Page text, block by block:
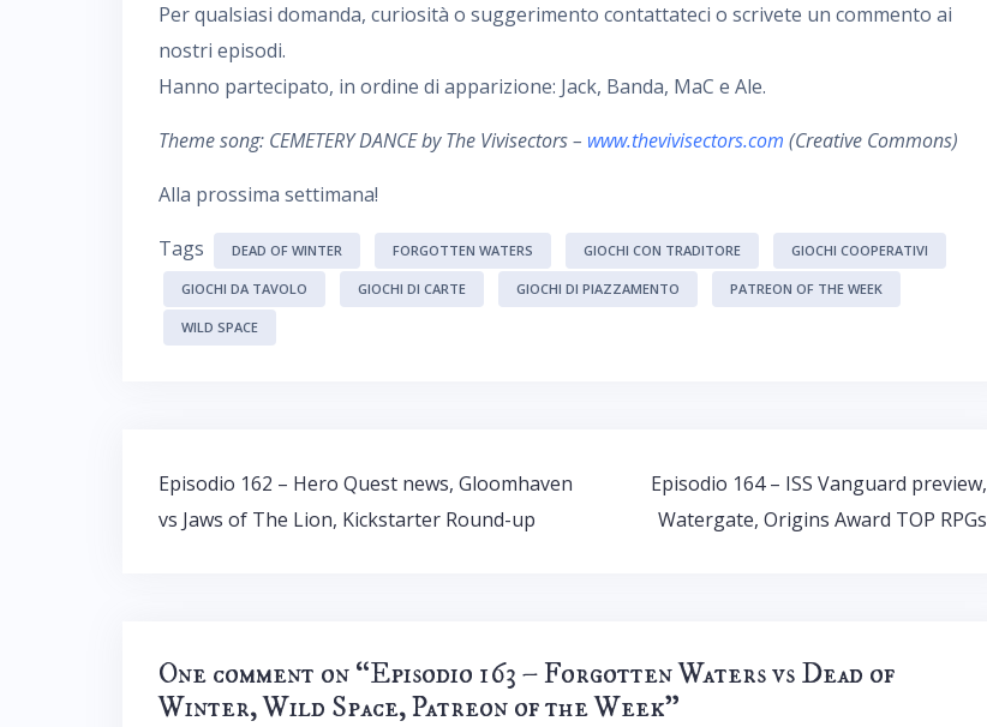
Per qualsiasi domanda, curiosità o suggerimento contattateci o scrivete un commento ai
nostri episodi.
Hanno partecipato, in ordine di apparizione: Jack, Banda, MaC e Ale.
Theme song: CEMETERY DANCE by The Vivisectors – www.thevivisectors.com (Creative Commons)
Alla prossima settimana!
Tags DEAD OF WINTER FORGOTTEN WATERS GIOCHI CON TRADITORE GIOCHI COOPERATIVI
GIOCHI DA TAVOLO GIOCHI DI CARTE GIOCHI DI PIAZZAMENTO PATREON OF THE WEEK
WILD SPACE
Navigazione
articoli
Episodio 162 – Hero Quest news, Gloomhaven
vs Jaws of The Lion, Kickstarter Round-up
Episodio 164 – ISS Vanguard preview,
Watergate, Origins Award TOP RPGs
One comment on “Episodio 163 – Forgotten Waters vs Dead of
Winter, Wild Space, Patreon of the Week”